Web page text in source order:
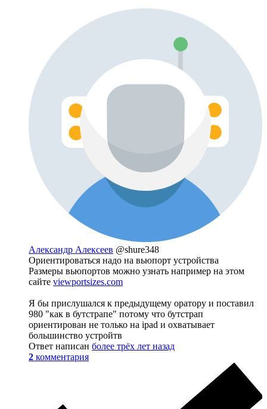
Александр Алексеев @shure348
Ориентироваться надо на вьюпорт устройства
Размеры вьюпортов можно узнать например на этом
сайте viewportsizes.com
Я бы прислушался к предыдущему оратору и поставил
980 "как в бутстрапе" потому что бутстрап
ориентирован не только на ipad и охватывает
большинство устройтв
Ответ написан более трёх лет назад
2 комментария